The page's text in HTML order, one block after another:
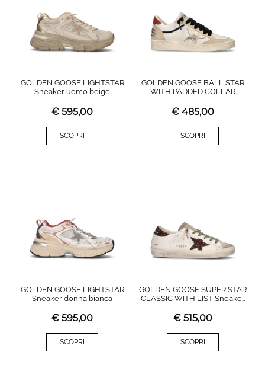
GOLDEN GOOSE LIGHTSTAR
Sneaker uomo beige
€ 595,00
SCOPRI
GOLDEN GOOSE BALL STAR
WITH PADDED COLLAR
€ 485,00
SCOPRI
GOLDEN GOOSE LIGHTSTAR
Sneaker donna bianca
€ 595,00
SCOPRI
GOLDEN GOOSE SUPER STAR
CLASSIC WITH LIST Sneaker
€ 515,00
SCOPRI